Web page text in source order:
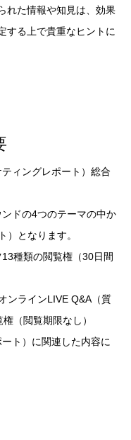
れた情報や知見は、効果
する上で貴重なヒントに
ィングレポート）総合
ドの4つのテーマの中か
）となります。
種類の閲覧権（30日間
ンラインLIVE Q&A（質
（閲覧期限なし）
ト）に関連した内容に